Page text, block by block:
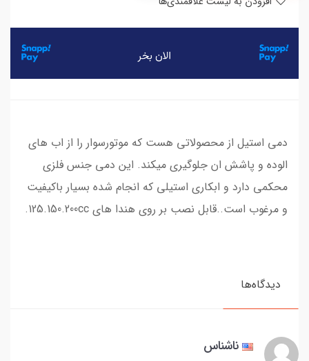
​​​​​​​​دمی استیل از محصولاتی هست که موتورسوار را از اب های
الوده و پاشش ان جلوگیری میکند. این دمی جنس فلزی
محکمی دارد و ابکاری استیلی که انجام شده بسیار باکیفیت
و مرغوب است..قابل نصب بر روی هندا های 125.150.200cc.
دیدگاه‌ها
ناشناس